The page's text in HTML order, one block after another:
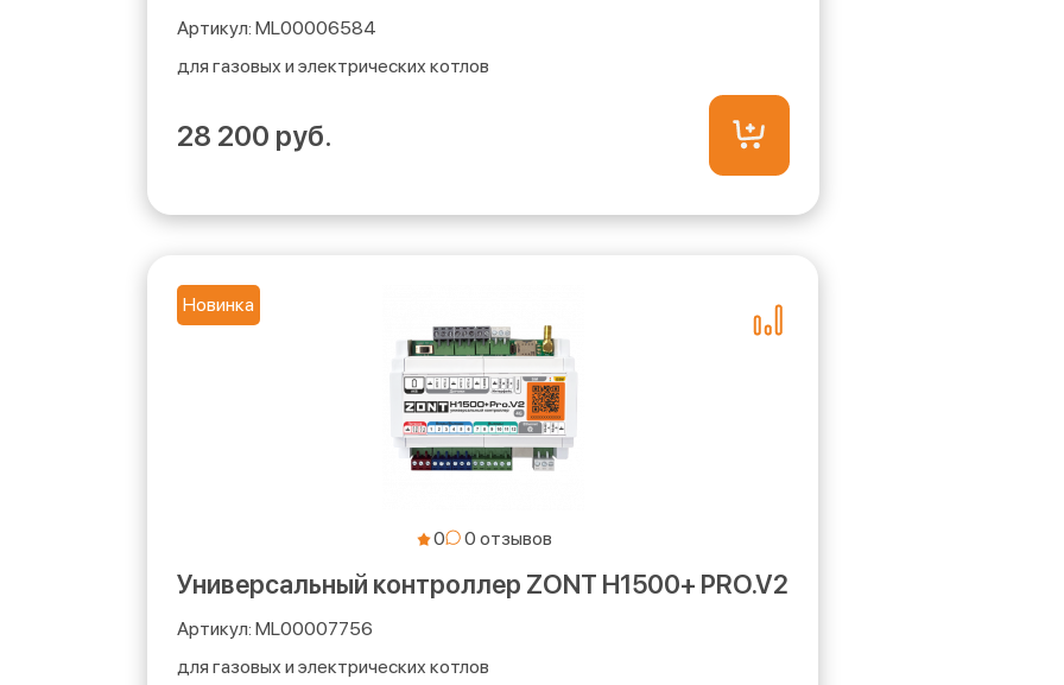
ML00006584
для газовых и электрических котлов
28 200 руб.
Новинка
0
Универсальный контроллер ZONT H1500+ PRO.V2
ML00007756
для газовых и электрических котлов